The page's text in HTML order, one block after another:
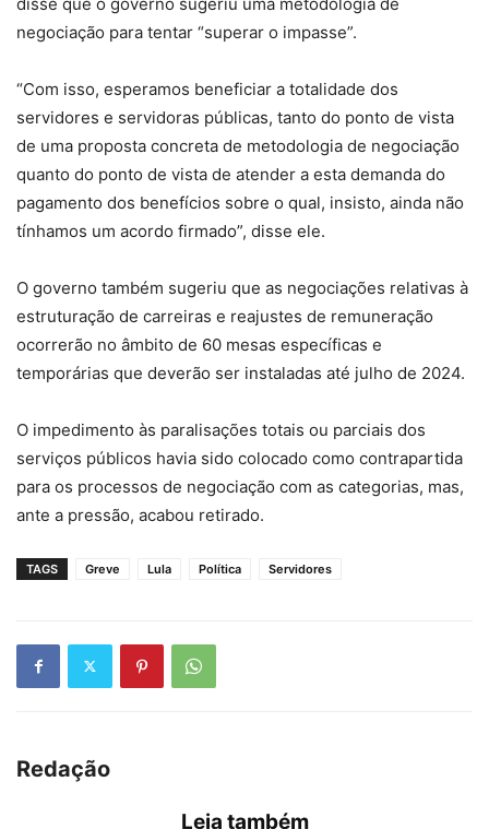
negociação para tentar “superar o impasse”.
“Com isso, esperamos beneficiar a totalidade dos
servidores e servidoras públicas, tanto do ponto de vista
de uma proposta concreta de metodologia de negociação
quanto do ponto de vista de atender a esta demanda do
pagamento dos benefícios sobre o qual, insisto, ainda não
tínhamos um acordo firmado”, disse ele.
O governo também sugeriu que as negociações relativas à
estruturação de carreiras e reajustes de remuneração
ocorrerão no âmbito de 60 mesas específicas e
temporárias que deverão ser instaladas até julho de 2024.
O impedimento às paralisações totais ou parciais dos
serviços públicos havia sido colocado como contrapartida
para os processos de negociação com as categorias, mas,
ante a pressão, acabou retirado.
TAGS Greve Lula Política Servidores
Redação
Leia também